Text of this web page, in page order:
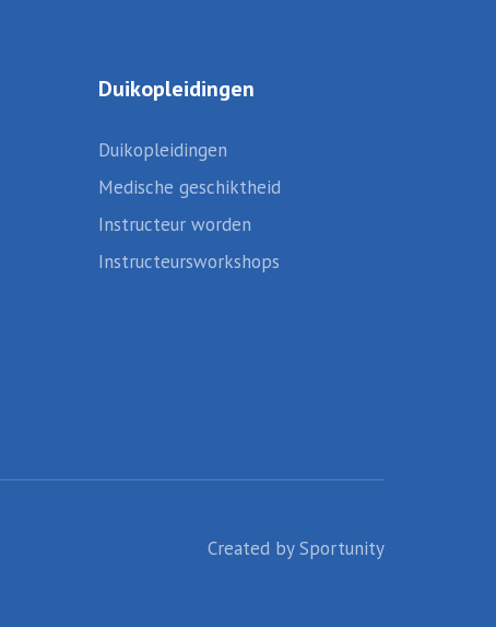
Duikopleidingen
Duikopleidingen
Medische geschiktheid
Instructeur worden
Instructeursworkshops
Created bySportunity